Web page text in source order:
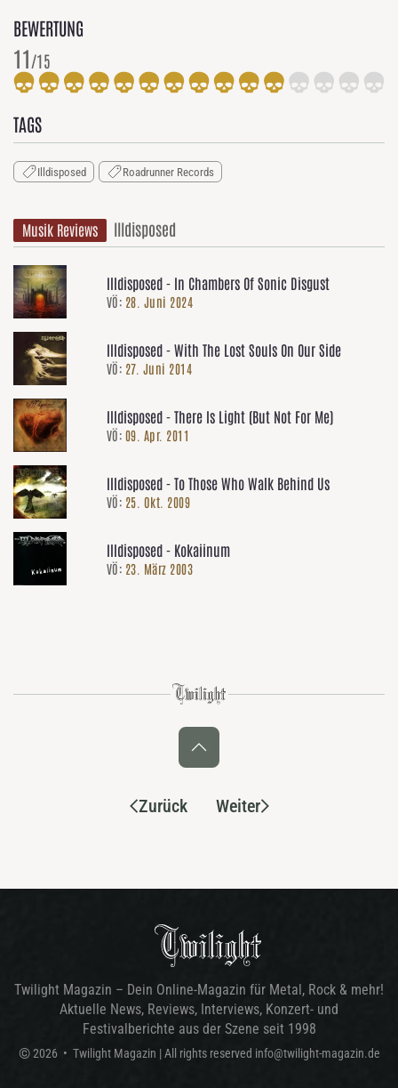
BEWERTUNG
11/15
TAGS
Illdisposed Roadrunner Records
Musik Reviews Illdisposed
Illdisposed - In Chambers Of Sonic Disgust
VÖ: 28. Juni 2024
Illdisposed - With The Lost Souls On Our Side
VÖ: 27. Juni 2014
Illdisposed - There Is Light (But Not For Me)
VÖ: 09. Apr. 2011
Illdisposed - To Those Who Walk Behind Us
VÖ: 25. Okt. 2009
Illdisposed - Kokaiinum
VÖ: 23. März 2003
Zurück Weiter
Twilight Magazin – Dein Online-Magazin für Metal, Rock & mehr!
Aktuelle News, Reviews, Interviews, Konzert- und
Festivalberichte aus der Szene seit 1998
© 2026 • Twilight Magazin | All rights reserved info@twilight-magazin.de